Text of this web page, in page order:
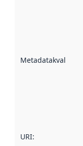
Metadatakvalitet
URI: